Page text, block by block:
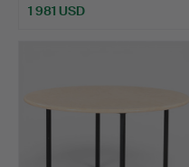
1 981 USD